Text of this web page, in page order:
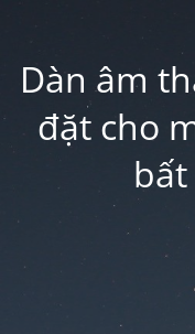
Dàn âm
đặt cho
bất